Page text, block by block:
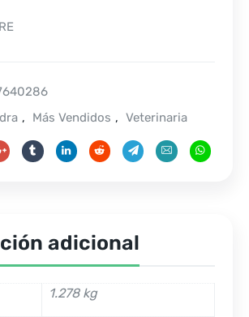
, Más Vendidos , Veterinaria
adicional
1.278 kg